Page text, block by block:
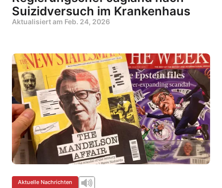
Suizidversuch im Krankenhaus
Aktualisiert am Feb. 24, 2026
Aktuelle Nachrichten